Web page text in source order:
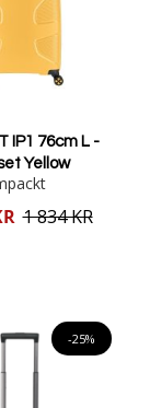
IP1 76cm L -
Yellow
1 834 KR
-25%